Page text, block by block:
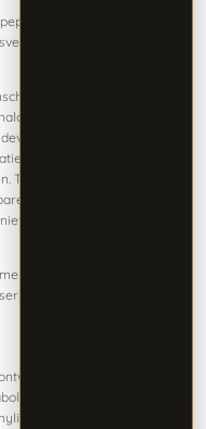
in vialvorm.
wordt ook een
context
of als een
Het wordt
verzadiging,
Tegelijk is het belangrijk om
literatuur vooral bekend
als vrij algemeen
productinformatie. Dit is
is binnen
ondersteuning. In
een